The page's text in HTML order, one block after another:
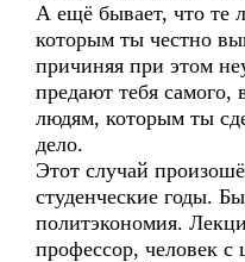
А ещё бывает, что те
которым ты честно
причиняя при этом
предают тебя самого,
людям, которым ты
дело.
Этот случай
студенческие годы.
политэкономия.
профессор, человек